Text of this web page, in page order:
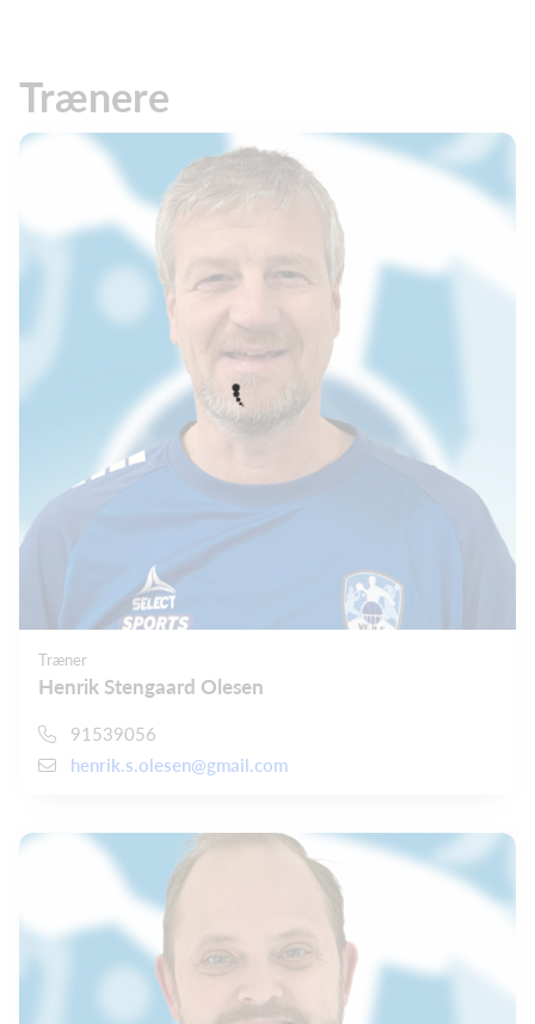
Trænere
Træner
Henrik Stengaard Olesen
91539056
henrik.s.olesen@gmail.com